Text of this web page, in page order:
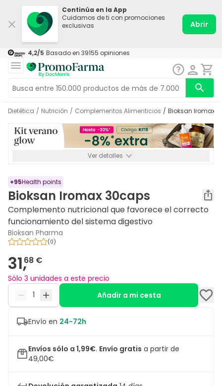
Continúa en la App
Cuidamos de ti con promociones
exclusivas
Abrir
4,2/5 Basado en 39155 opiniones
Dietética / Nutrición / Complementos Alimenticios / Bioksan Iromax
Ver detalles
+95Health points
Bioksan Iromax 30caps
Complemento nutricional que favorece el correcto
funcionamiento del sistema digestivo
Bioksan Pharma
(0)
31,68 €
Sólo 3 unidades a este precio
Añadir a mi cesta
Envío en 24-72h
Envíos sólo a 1,99€. Envío gratis a partir de
49,00€